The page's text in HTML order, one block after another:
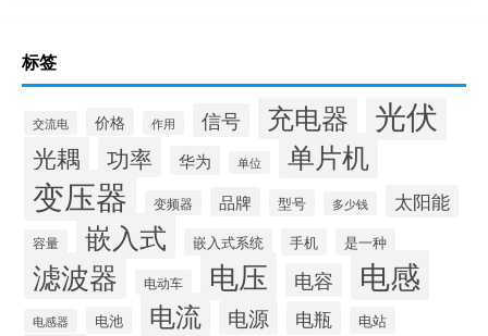
标签
交流电 价格 作用 信号 充电器 光伏
光耦 功率 华为 单位 单片机
变压器 变频器 品牌 型号 多少钱 太阳能
容量 嵌入式 嵌入式系统 手机 是一种
滤波器 电动车 电压 电容 电感
电感器 电池 电流 电源 电瓶 电站